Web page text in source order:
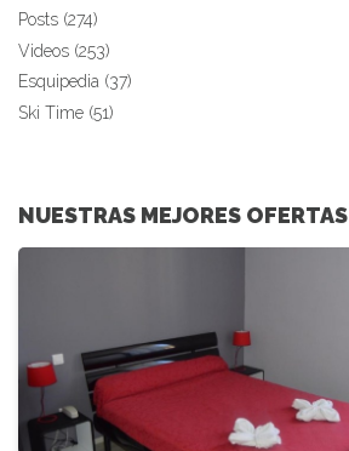
Posts (274)
Videos (253)
Esquipedia (37)
Ski Time (51)
NUESTRAS MEJORES OFERTAS